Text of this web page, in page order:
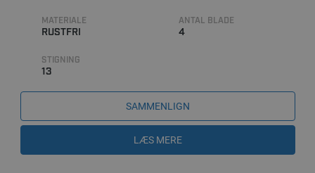
MATERIALE
RUSTFRI
ANTAL BLADE
4
STIGNING
13
SAMMENLIGN
LÆS MERE